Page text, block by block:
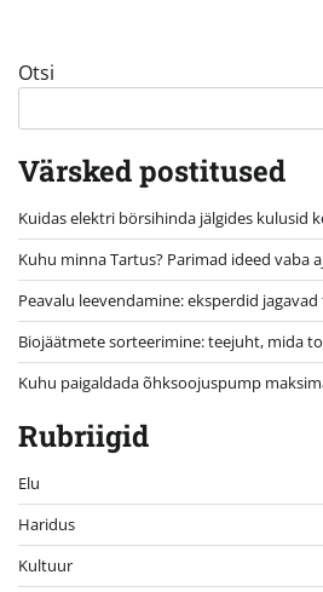
Otsi
Värsked postitused
Kuidas elektri börsihinda jälgides kulusid
Kuhu minna Tartus? Parimad ideed vaba
Peavalu leevendamine: eksperdid
Biojäätmete sorteerimine: teejuht, mida
Kuhu paigaldada õhksoojuspump
Rubriigid
Elu
Haridus
Kultuur